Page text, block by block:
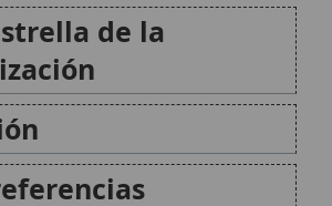
Padres Blancos (Misioneros de África)
los Padres Blancos, oficialmente
la Sociedad de los Misioneros
una congregación misionera
en 1868 por el cardenal
en Argel. Dedicada a la
de África, especialmente